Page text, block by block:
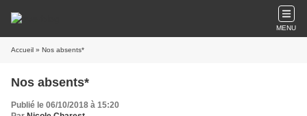
MENU
Accueil » Nos absents*
Nos absents*
Publié le 06/10/2018 à 15:20